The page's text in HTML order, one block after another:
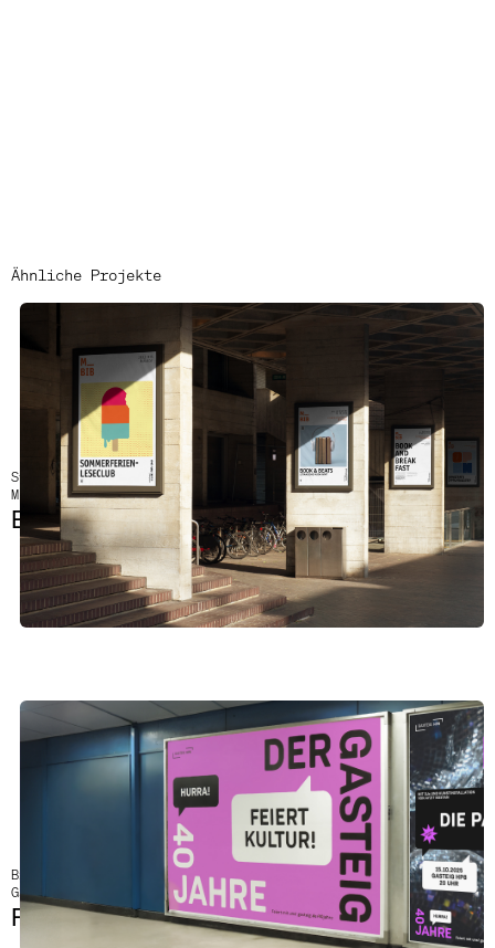
Ähnliche Projekte
Strategy, Brand Design, Webdesign
Münchner Stadtbibliothek
Bibliothek für Alle. Design für Alle.
Brand Communication
Gasteig
Feiert Kultur!